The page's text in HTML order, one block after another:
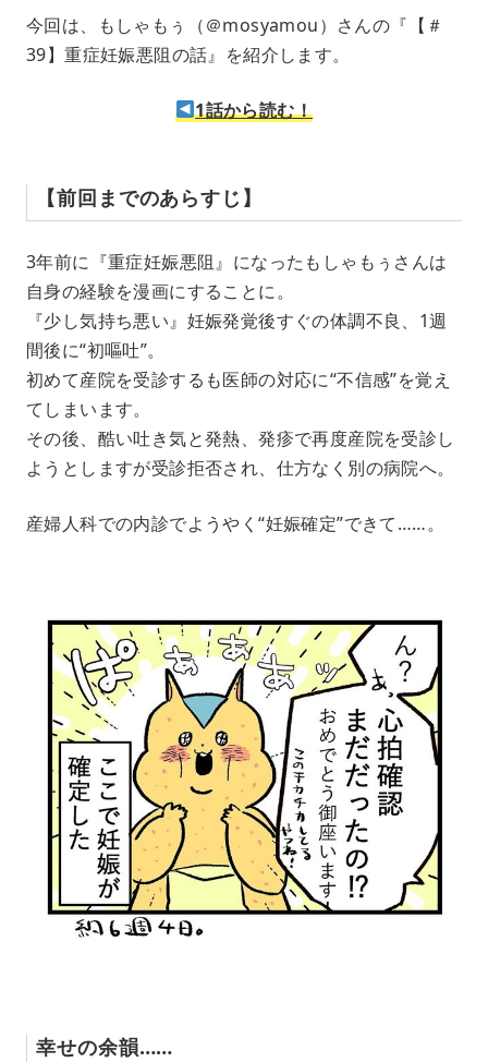
今回は、もしゃもぅ（＠mosyamou）さんの『【＃
39】重症妊娠悪阻の話』を紹介します。
1話から読む！
【前回までのあらすじ】
3年前に『重症妊娠悪阻』になったもしゃもぅさんは
自身の経験を漫画にすることに。
『少し気持ち悪い』妊娠発覚後すぐの体調不良、1週
間後に“初嘔吐”。
初めて産院を受診するも医師の対応に“不信感”を覚え
てしまいます。
その後、酷い吐き気と発熱、発疹で再度産院を受診し
ようとしますが受診拒否され、仕方なく別の病院へ。
産婦人科での内診でようやく“妊娠確定”できて……。
幸せの余韻……